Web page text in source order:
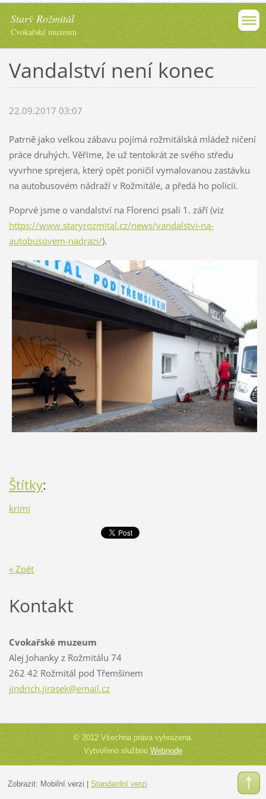
Starý Rožmitál
Cvokařské muzeum
Vandalství není konec
22.09.2017 03:07
Patrně jako velkou zábavu pojímá rožmitálská mládež ničení
práce druhých. Věříme, že už tentokrát ze svého středu
vyvrhne sprejera, který opět poničil vymalovanou zastávku
na autobusovém nádraží v Rožmitále, a předá ho policii.
Poprvé jsme o vandalství na Florenci psali 1. září (viz
https://www.staryrozmital.cz/news/vandalstvi-na-
autobusovem-nadrazi/).
Štítky:
krimi
« Zpět
Kontakt
Cvokařské muzeum
Alej Johanky z Rožmitálu 74
262 42 Rožmitál pod Třemšínem
jindrich.jirasek@email.cz
© 2012 Všechna práva vyhrazena.
Vytvořeno službouWebnode
Zobrazit: Mobilní verzi Standardní verzi